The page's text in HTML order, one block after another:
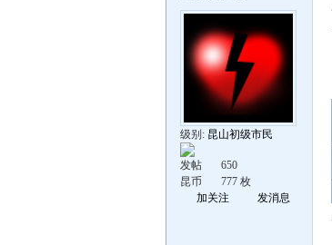
级别: 昆山初级市民
发帖
650
昆币
777 枚
加关注
发消息